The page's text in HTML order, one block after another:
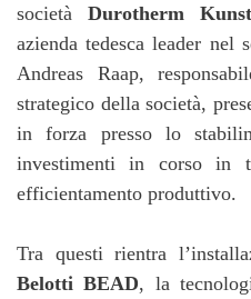
società Durotherm
azienda tedesca leader nel
Andreas Raap,
strategico della società,
in forza presso lo
investimenti in corso in
efficientamento produttivo.
Tra questi rientra
Belotti BEAD, la